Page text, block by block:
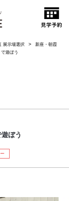
展示場選択
新座・朝霞
遊ぼう
ぼう